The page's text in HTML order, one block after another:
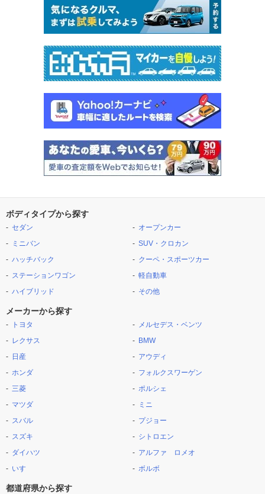
ボディタイプから探す
セダン
ミニバン
ハッチバック
ステーションワゴン
ハイブリッド
オープンカー
SUV・クロカン
クーペ・スポーツカー
軽自動車
その他
メーカーから探す
トヨタ
レクサス
日産
ホンダ
三菱
マツダ
スバル
スズキ
ダイハツ
いすゞ
メルセデス・ベンツ
BMW
アウディ
フォルクスワーゲン
ポルシェ
ミニ
プジョー
シトロエン
アルファ ロメオ
ボルボ
都道府県から探す